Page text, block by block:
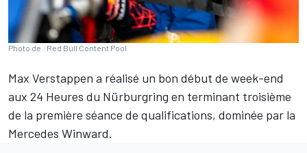
Photo de : Red Bull Content Pool
Max Verstappen a réalisé un bon début de week-end
aux 24 Heures du Nürburgring en terminant troisième
de la première séance de qualifications, dominée par la
Mercedes Winward.